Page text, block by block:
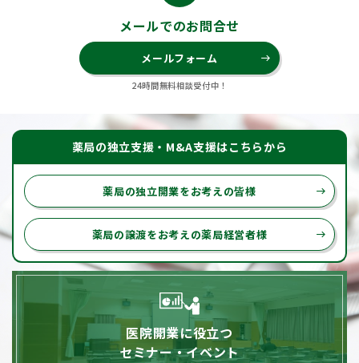
メールでのお問合せ
メールフォーム east
24時間無料相談受付中！
薬局の独立支援・M&A支援はこちらから
薬局の独立開業をお考えの皆様 east
薬局の譲渡をお考えの薬局経営者様 east
医院開業に役立つ
セミナー・イベント